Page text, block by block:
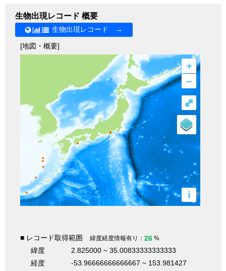
生物出現レコード 概要
生物出現レコード →
[地図・概要]
+
–
i
⤢
■ レコード取得範囲 緯度経度情報有り： 26 %
緯度
2.825000 ~ 35.00833333333333
経度
-53.96666666666667 ~ 153.981427